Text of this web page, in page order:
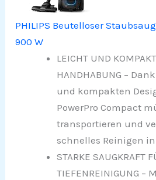
PHILIPS Beutelloser
900 W
LEICHT UND
HANDHABUNG –
und kompakten
PowerPro Compact
transportieren und
schnelles Reinigen
STARKE SAUGKRAFT
TIEFENREINIGUNG –